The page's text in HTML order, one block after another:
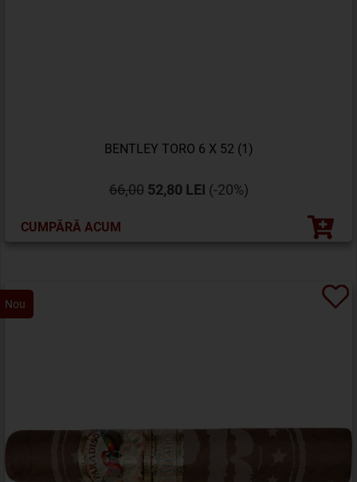
BENTLEY TORO 6 X 52 (1)
66,00 52,80 LEI (-20%)
CUMPĂRĂ ACUM
Nou